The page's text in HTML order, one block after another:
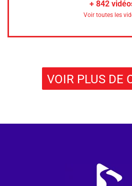
+ 842
Voir toutes les
VOIR PLUS DE